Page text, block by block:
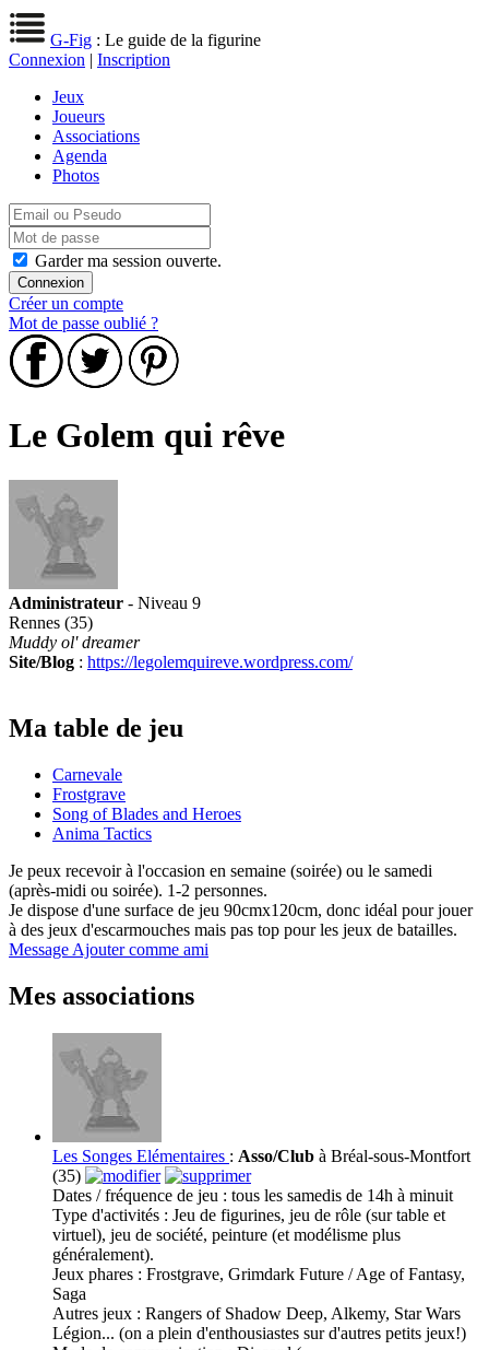
G-Fig : Le guide de la figurine
Connexion | Inscription
Jeux
Joueurs
Associations
Agenda
Photos
Garder ma session ouverte.
Créer un compte
Mot de passe oublié ?
Le Golem qui rêve
Administrateur - Niveau 9
Rennes (35)
Muddy ol' dreamer
Site/Blog : https://legolemquireve.wordpress.com/
Ma table de jeu
Carnevale
Frostgrave
Song of Blades and Heroes
Anima Tactics
Je peux recevoir à l'occasion en semaine (soirée) ou le samedi
(après-midi ou soirée). 1-2 personnes.
Je dispose d'une surface de jeu 90cmx120cm, donc idéal pour jouer
à des jeux d'escarmouches mais pas top pour les jeux de batailles.
Message Ajouter comme ami
Mes associations
Les Songes Elémentaires : Asso/Club à Bréal-sous-Montfort
(35)
Dates / fréquence de jeu : tous les samedis de 14h à minuit
Type d'activités : Jeu de figurines, jeu de rôle (sur table et
virtuel), jeu de société, peinture (et modélisme plus
généralement).
Jeux phares : Frostgrave, Grimdark Future / Age of Fantasy,
Saga
Autres jeux : Rangers of Shadow Deep, Alkemy, Star Wars
Légion... (on a plein d'enthousiastes sur d'autres petits jeux!)